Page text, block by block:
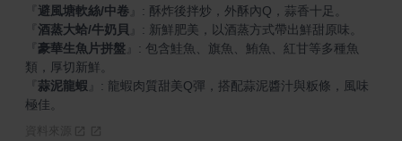
避風塘軟絲/中卷
酒蒸大蛤/牛奶貝
豪華生魚片拼盤
: 包含鮭魚、旗魚、鮪魚、紅甘等多種魚
蒜泥龍蝦
: 龍蝦肉質甜美Q彈，搭配蒜泥醬汁與粄條，風味
極佳。